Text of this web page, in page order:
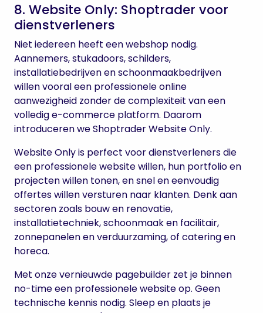
8. Website Only: Shoptrader voor
dienstverleners
Niet iedereen heeft een webshop nodig.
Aannemers, stukadoors, schilders,
installatiebedrijven en schoonmaakbedrijven
willen vooral een professionele online
aanwezigheid zonder de complexiteit van een
volledig e-commerce platform. Daarom
introduceren we Shoptrader Website Only.
Website Only is perfect voor dienstverleners die
een professionele website willen, hun portfolio en
projecten willen tonen, en snel en eenvoudig
offertes willen versturen naar klanten. Denk aan
sectoren zoals bouw en renovatie,
installatietechniek, schoonmaak en facilitair,
zonnepanelen en verduurzaming, of catering en
horeca.
Met onze vernieuwde pagebuilder zet je binnen
no-time een professionele website op. Geen
technische kennis nodig. Sleep en plaats je